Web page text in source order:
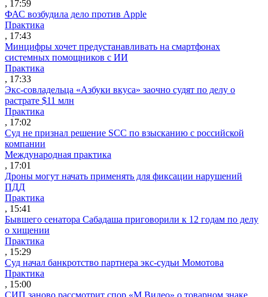
, 17:59
ФАС возбудила дело против Apple
Практика
, 17:43
Минцифры хочет предустанавливать на смартфонах
системных помощников с ИИ
Практика
, 17:33
Экс-совладельца «Азбуки вкуса» заочно судят по делу о
растрате $11 млн
Практика
, 17:02
Суд не признал решение SCC по взысканию с российской
компании
Международная практика
, 17:01
Дроны могут начать применять для фиксации нарушений
ПДД
Практика
, 15:41
Бывшего сенатора Сабадаша приговорили к 12 годам по делу
о хищении
Практика
, 15:29
Суд начал банкротство партнера экс-судьи Момотова
Практика
, 15:00
СИП заново рассмотрит спор «М.Видео» о товарном знаке